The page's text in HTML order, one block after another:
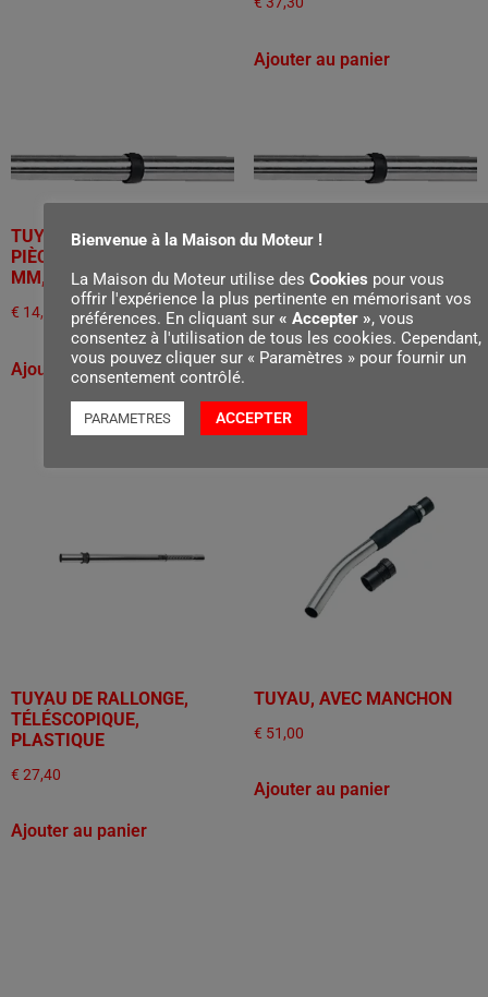
Ajouter au panier
TUYAU DE RALLONGE, 2
PIÈCES, ALUMINIUM, Ø 36
MM, 1000 MM
€ 14,20
Ajouter au panier
TUYAU DE RALLONGE, 2
MM, 500 MM
€24,10
Ajouter au panier
TUYAU DE RALLONGE,
TÉLÉSCOPIQUE,
PLASTIQUE
€ 27,40
Ajouter au panier
TUYAU, AVEC MANCHON
€ 51,00
Ajouter au panier
Bienvenue à la Maison du Moteur !
La Maison du Moteur utilise des Cookies pour vous
offrir l'expérience la plus pertinente en mémorisant vos
préférences. En cliquant sur « Accepter », vous
consentez à l'utilisation de tous les cookies. Cependant,
vous pouvez cliquer sur « Paramètres » pour fournir un
consentement contrôlé.
PARAMETRES ACCEPTER